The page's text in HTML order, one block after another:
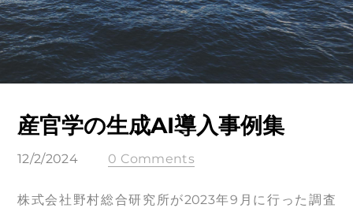
産官学の生成AI導入事例集
12/2/2024 0 Comments
株式会社野村総合研究所が2023年9月に行った調査